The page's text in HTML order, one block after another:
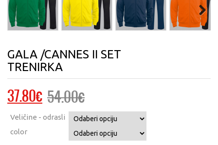
Next
GALA /CANNES II SET
TRENIRKA
54.00€
Izvorna
cijena
bila
37.80€ Trenutna
cijena
Veličine - odrasli
color